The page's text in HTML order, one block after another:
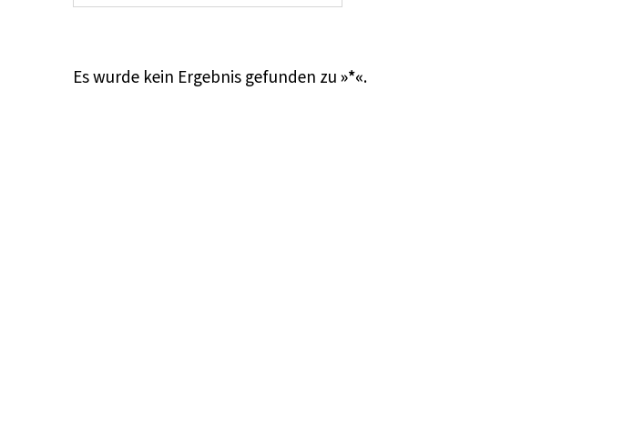
Es wurde kein Ergebnis gefunden zu»*«.